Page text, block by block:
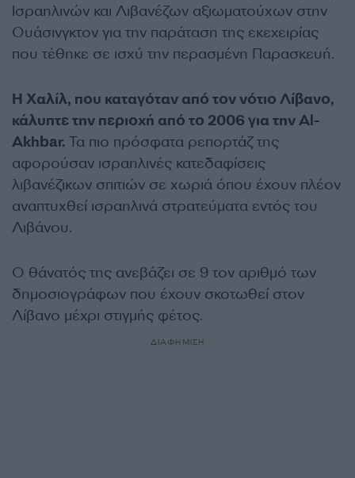
Ισραηλινών και Λιβανέζων αξιωματούχων στην
Ουάσινγκτον για την παράταση της εκεχειρίας
που τέθηκε σε ισχύ την περασμένη Παρασκευή.
Η Χαλίλ, που καταγόταν από τον νότιο Λίβανο,
κάλυπτε την περιοχή από το 2006 για την Al-
Akhbar. Τα πιο πρόσφατα ρεπορτάζ της
αφορούσαν ισραηλινές κατεδαφίσεις
λιβανέζικων σπιτιών σε χωριά όπου έχουν πλέον
αναπτυχθεί ισραηλινά στρατεύματα εντός του
Λιβάνου.
Ο θάνατός της ανεβάζει σε 9 τον αριθμό των
δημοσιογράφων που έχουν σκοτωθεί στον
Λίβανο μέχρι στιγμής φέτος.
ΔΙΑΦΗΜΙΣΗ